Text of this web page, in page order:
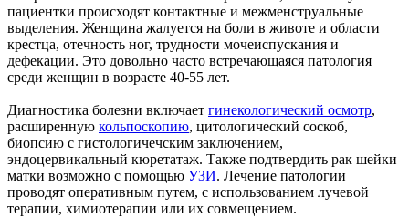
пациентки происходят контактные и межменструальные
выделения. Женщина жалуется на боли в животе и области
крестца, отечность ног, трудности мочеиспускания и
дефекации. Это довольно часто встречающаяся патология
среди женщин в возрасте 40-55 лет.
Диагностика болезни включает гинекологический осмотр,
расширенную кольпоскопию, цитологический соскоб,
биопсию с гистологичечским заключением,
эндоцервикальный кюретатаж. Также подтвердить рак шейки
матки возможно с помощью УЗИ. Лечение патологии
проводят оперативным путем, с использованием лучевой
терапии, химиотерапии или их совмещением.